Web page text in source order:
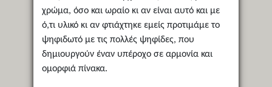
χρώμα, όσο και ωραίο κι αν είναι αυτό και με
ό,τι υλικό κι αν φτιάχτηκε εμείς προτιμάμε το
ψηφιδωτό με τις πολλές ψηφίδες, που
δημιουργούν έναν υπέροχο σε αρμονία και
ομορφιά πίνακα.